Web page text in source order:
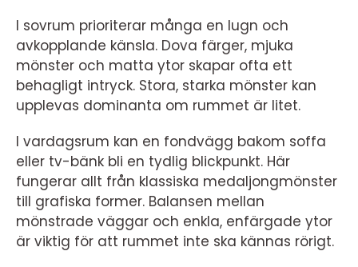
I sovrum prioriterar många en lugn och
avkopplande känsla. Dova färger, mjuka
mönster och matta ytor skapar ofta ett
behagligt intryck. Stora, starka mönster kan
upplevas dominanta om rummet är litet.
I vardagsrum kan en fondvägg bakom soffa
eller tv-bänk bli en tydlig blickpunkt. Här
fungerar allt från klassiska medaljongmönster
till grafiska former. Balansen mellan
mönstrade väggar och enkla, enfärgade ytor
är viktig för att rummet inte ska kännas rörigt.